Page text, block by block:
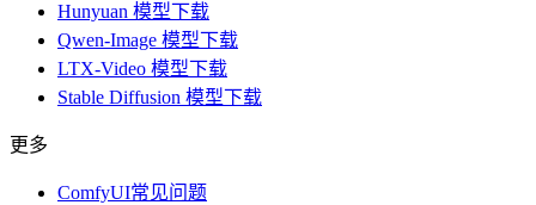
Hunyuan 模型下载
Qwen-Image 模型下载
LTX-Video 模型下载
Stable Diffusion 模型下载
更多
ComfyUI常见问题